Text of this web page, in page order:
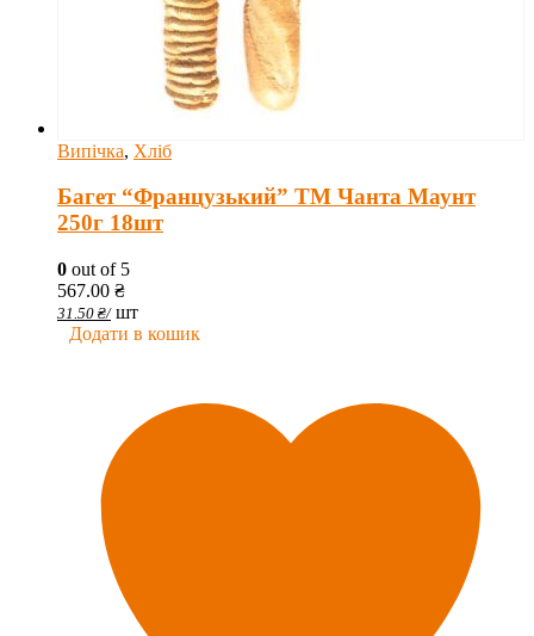
Випічка, Хліб
Багет “Французький” ТМ Чанта Маунт
250г 18шт
0 out of 5
567.00 ₴
31.50 ₴/ шт
Додати в кошик